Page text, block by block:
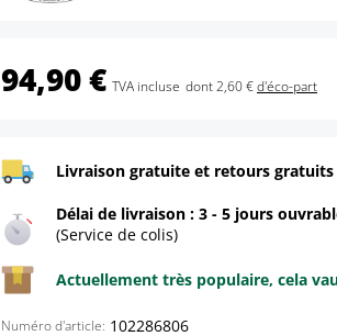
94,90 € TVA incluse dont 2,60 €d'éco-part
Livraison gratuite et retours gratuits
Délai de livraison : 3 - 5 jours
(Service de colis)
Actuellement très populaire, cela
Numéro d'article: 102286806